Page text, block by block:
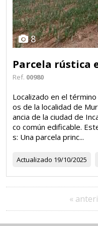
8
Parcela rústica
Ref. 00980
Localizado en el
os de la localidad de
ancia de la ciudad de
co común edificable.
s: Una parcela princ...
Actualizado 19/10/2025
«